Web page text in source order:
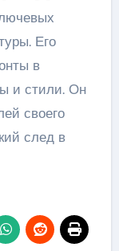
Его
в
и стили. Он
своего
след в